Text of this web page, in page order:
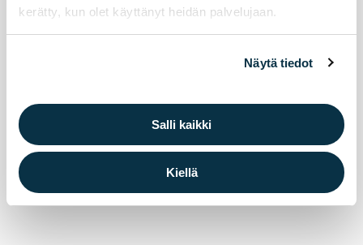
kerätty, kun olet käyttänyt heidän palvelujaan.
Näytä tiedot
Salli kaikki
Kiellä